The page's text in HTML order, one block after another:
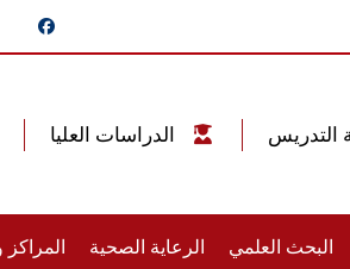
البحث العلمي الرعاية الصحية